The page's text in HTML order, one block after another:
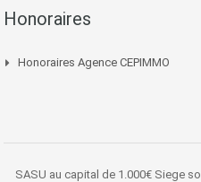
Honoraires
Honoraires Agence CEPIMMO
SASU au capital de 1.000€ Siege